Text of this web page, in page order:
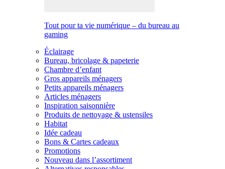
Tout pour ta vie numérique – du bureau au
gaming
Éclairage
Bureau, bricolage & papeterie
Chambre d’enfant
Gros appareils ménagers
Petits appareils ménagers
Articles ménagers
Inspiration saisonnière
Produits de nettoyage & ustensiles
Habitat
Idée cadeau
Bons & Cartes cadeaux
Promotions
Nouveau dans l’assortiment